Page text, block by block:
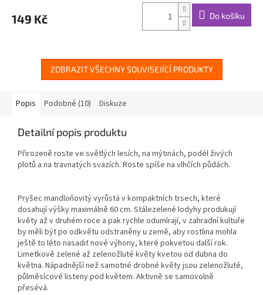
149 Kč Do košíku
ZOBRAZIT VŠECHNY SOUVISEJÍCÍ PRODUKTY
Popis Podobné (10) Diskuze
Detailní popis produktu
Přirozeně roste ve světlých lesích, na mýtinách, podél živých
plotů a na travnatých svazích. Roste spíše na vlhčích půdách.
Pryšec mandloňovitý vyrůstá v kompaktních trsech, které
dosahují výšky maximálně 60 cm. Stálezelené lodyhy produkují
květy až v druhém roce a pak rychle odumírají, v zahradní kultuře
by měli být po odkvětu odstraněny u země, aby rostlina mohla
ještě to léto nasadit nové výhony, které pokvetou další rok.
Limetkově zelené až zelenožluté květy kvetou od dubna do
května. Nápadnější než samotné drobné květy jsou zelenožluté,
půlměsícové listeny pod květem. Aktivně se samovolně
přesévá.